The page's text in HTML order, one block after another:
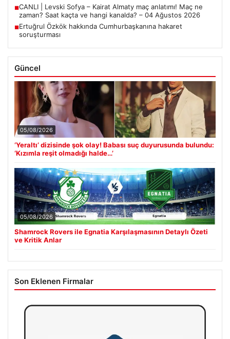
■CANLI | Levski Sofya – Kairat Almaty maç anlatımı! Maç ne
zaman? Saat kaçta ve hangi kanalda? – 04 Ağustos 2026
■Ertuğrul Özkök hakkında Cumhurbaşkanına hakaret
soruşturması
Güncel
05/08/2026
‘Yeraltı’ dizisinde şok olay! Babası suç duyurusunda bulundu:
‘Kızımla reşit olmadığı halde…’
05/08/2026
Shamrock Rovers ile Egnatia Karşılaşmasının Detaylı Özeti
ve Kritik Anlar
Son Eklenen Firmalar